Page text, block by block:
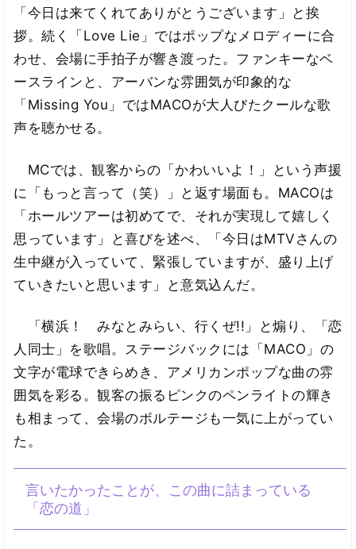
「今日は来てくれてありがとうございます」と挨
拶。続く「Love Lie」ではポップなメロディーに合
わせ、会場に手拍子が響き渡った。ファンキーなベ
ースラインと、アーバンな雰囲気が印象的な
「Missing You」ではMACOが大人びたクールな歌
声を聴かせる。
MCでは、観客からの「かわいいよ！」という声援
に「もっと言って（笑）」と返す場面も。MACOは
「ホールツアーは初めてで、それが実現して嬉しく
思っています」と喜びを述べ、「今日はMTVさんの
生中継が入っていて、緊張していますが、盛り上げ
ていきたいと思います」と意気込んだ。
「横浜！ みなとみらい、行くぜ!!」と煽り、「恋
人同士」を歌唱。ステージバックには「MACO」の
文字が電球できらめき、アメリカンポップな曲の雰
囲気を彩る。観客の振るピンクのペンライトの輝き
も相まって、会場のボルテージも一気に上がってい
た。
言いたかったことが、この曲に詰まっている
「恋の道」